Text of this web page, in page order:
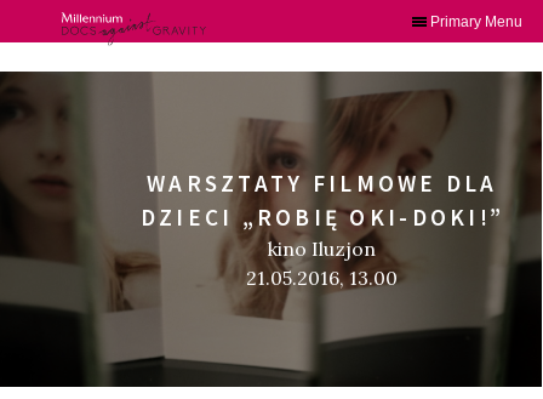
to
content
Primary Menu
WARSZTATY FILMOWE DLA
DZIECI „ROBIĘ OKI-DOKI!”
kino Iluzjon
21.05.2016, 13.00